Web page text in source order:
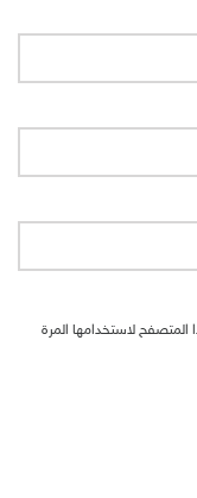
المتصفح لاستخدامها المرة